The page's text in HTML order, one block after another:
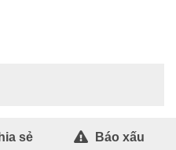
sẻ Báo xấu